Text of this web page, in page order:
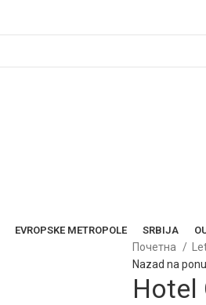
EVROPSKE METROPOLE SRBIJA
Почетна
Nazad na
Hotel